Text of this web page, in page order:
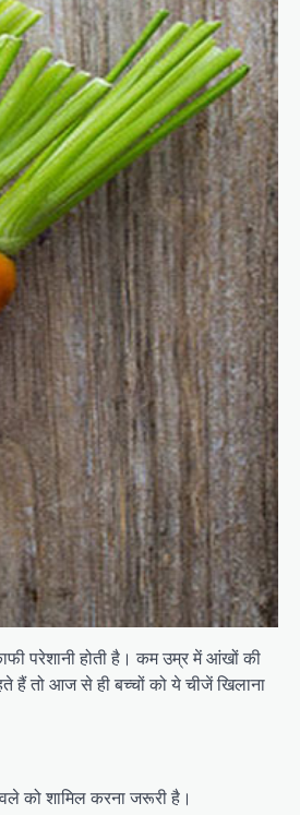
परेशानी होती है। कम उम्र में आंखों की
हैं तो आज से ही बच्चों को ये चीजें खिलाना
को शामिल करना जरूरी है।